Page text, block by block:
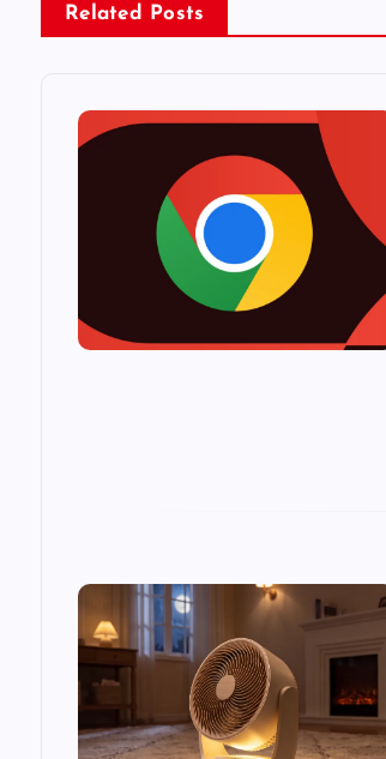
Related Posts